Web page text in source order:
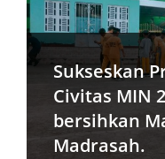
Sukseskan
Civitas MIN
bersihkan
Madrasah.